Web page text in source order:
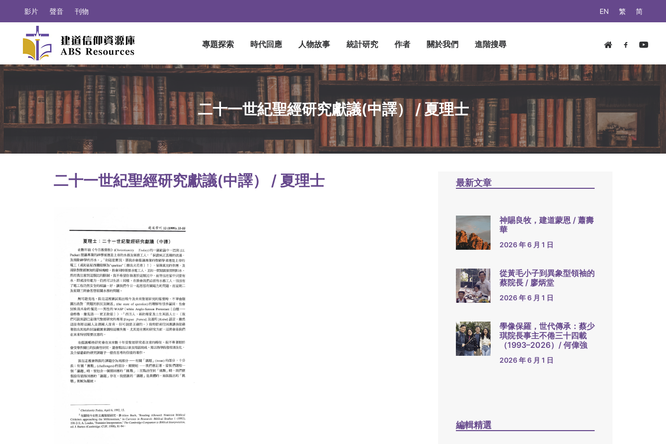
EN 繁 简
影片 聲音 刊物
專題探索 時代回應 人物故事 統計研究 作者 關於我們 進階搜尋
二十一世紀聖經研究獻議(中譯） / 夏理士
二十一世紀聖經研究獻議(中譯） / 夏理士 最新文章
神賜良牧，建道蒙恩 / 蕭壽
華
2026 年 6 月 1 日
從黃毛小子到異象型領袖的
蔡院長 / 廖炳堂
2026 年 6 月 1 日
學像保羅，世代傳承：蔡少
琪院長事主不倦三十四載
（1993–2026）/ 何偉強
2026 年 6 月 1 日
編輯精選